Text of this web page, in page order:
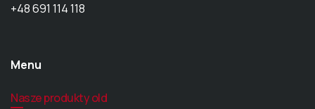
+48 691 114 118
Menu
Nasze produkty old